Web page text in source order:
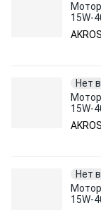
15W-
Нет
15W-
Нет
15W-